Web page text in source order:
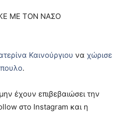
ΜΕ ΤΟΝ ΝΑΣΟ
Καινούργιου να χώρισε
.
έχουν επιβεβαιώσει την
στο Instagram και η